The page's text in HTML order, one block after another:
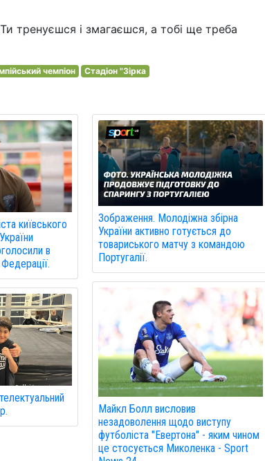
тренуєшся і змагаєшся, а тобі ще треба
чемпіон Стадіон "Зірка
київського
в
Зображення. Молодіжна збірна
України активно готується до
товариського матчу з командою
Португалії.
Майкл Болл висловив
незадоволення щодо виступу
футболіста "Евертона" - яким чином
це стосується Миколенка - Sport